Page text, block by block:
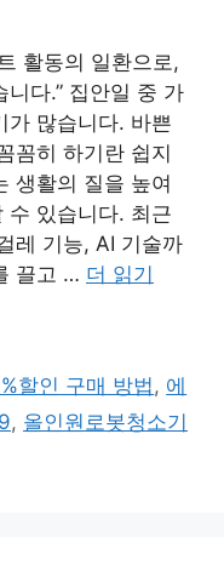
활동의 일환으로,
다.” 집안일 중 가
가 많습니다. 바쁜
꼼히 하기란 쉽지
생활의 질을 높여
수 있습니다. 최근
레 기능, AI 기술까
끌고 … 더 읽기
할인 구매 방법 , 에
, 올인원로봇청소기